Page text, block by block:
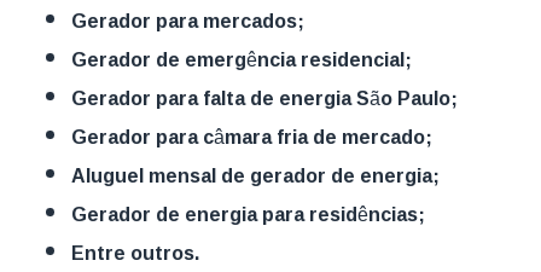
gerador para mercados;
gerador de emergência residencial;
gerador para falta de energia São Paulo;
gerador para câmara fria de mercado;
aluguel mensal de gerador de energia;
gerador de energia para residências;
entre outros.